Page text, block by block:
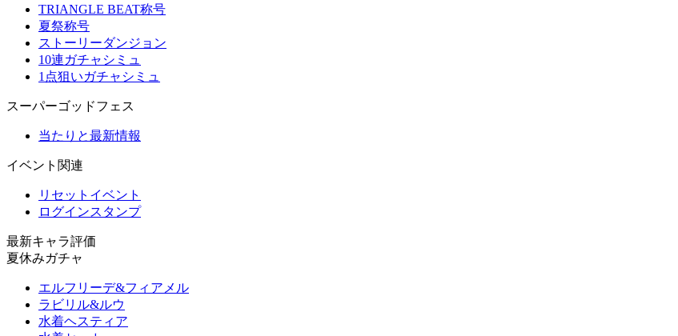
TRIANGLE BEAT称号
夏祭称号
ストーリーダンジョン
10連ガチャシミュ
1点狙いガチャシミュ
スーパーゴッドフェス
当たりと最新情報
イベント関連
リセットイベント
ログインスタンプ
最新キャラ評価
夏休みガチャ
エルフリーデ&フィアメル
ラビリル&ルウ
水着ヘスティア